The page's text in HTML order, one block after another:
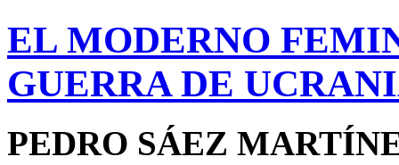
EL MODERNO
GUERRA DE
PEDRO SÁEZ